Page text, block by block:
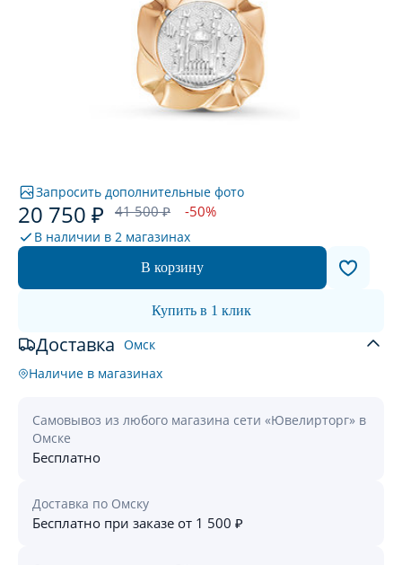
Запросить дополнительные фото
20 750 ₽ 41 500 ₽ -50%
В наличии в 2 магазинах
В корзину
Купить в 1 клик
Доставка Омск
Наличие в магазинах
Самовывоз из любого магазина сети «Ювелирторг» в
Омске
Бесплатно
Доставка по Омску
Бесплатно при заказе от 1 500 ₽